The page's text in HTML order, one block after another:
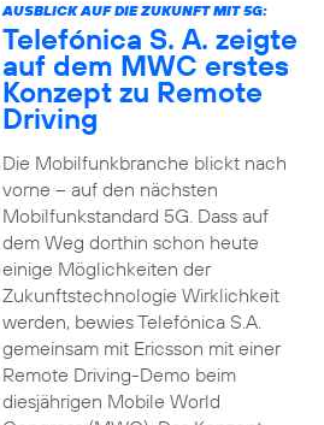
AUSBLICK AUF DIE ZUKUNFT MIT 5G:
Telefónica S. A. zeigte
auf dem MWC erstes
Konzept zu Remote
Driving
Die Mobilfunkbranche blickt nach
vorne – auf den nächsten
Mobilfunkstandard 5G. Dass auf
dem Weg dorthin schon heute
einige Möglichkeiten der
Zukunftstechnologie Wirklichkeit
werden, bewies Telefónica S.A.
gemeinsam mit Ericsson mit einer
Remote Driving-Demo beim
diesjährigen Mobile World